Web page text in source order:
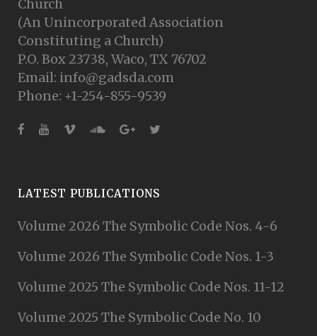
Church
(An Unincorporated Association
Constituting a Church)
P.O. Box 23738, Waco, TX 76702
Email: info@gadsda.com
Phone: +1-254-855-9539
LATEST PUBLICATIONS
Volume 2026 The Symbolic Code Nos. 4-6
Volume 2026 The Symbolic Code Nos. 1-3
Volume 2025 The Symbolic Code Nos. 11-12
Volume 2025 The Symbolic Code No. 10